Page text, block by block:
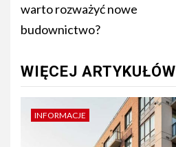
warto rozważyć nowe
budownictwo?
WIĘCEJ ARTYKUŁÓW
INFORMACJE